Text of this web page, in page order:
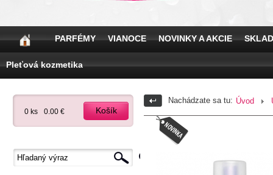
PARFÉMY VIANOCE NOVINKY A AKCIE
Pleťová kozmetika
0 ks 0.00 € Košík
Nachádzate sa tu: Úvod